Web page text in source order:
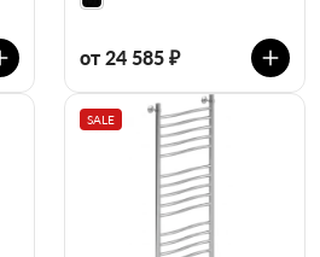
от 24 585 ₽
SALE